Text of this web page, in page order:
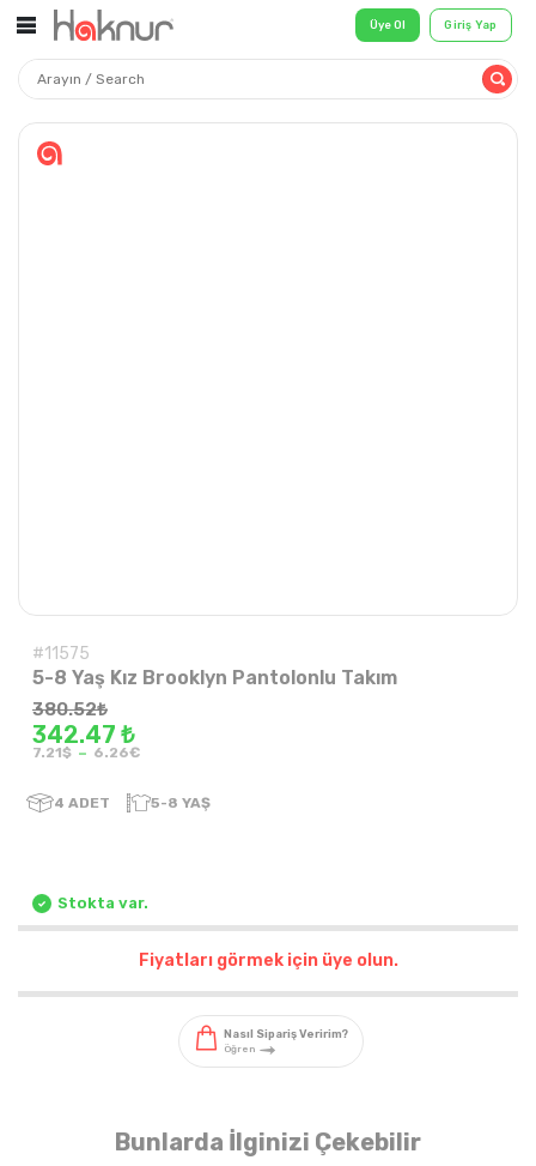
Üye Ol
#11575
5-8 Yaş Kız Brooklyn Pantolonlu Takım
380.52₺
342.47 ₺
7.21$ - 6.26€
4 ADET 5-8 YAŞ
Stokta var.
Fiyatları görmek için üye olun.
Bunlarda İlginizi Çekebilir